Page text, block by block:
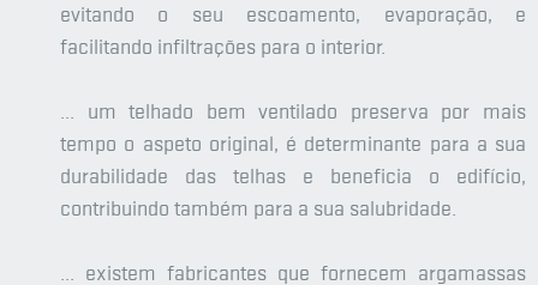
evitando o seu escoamento, evaporação, e
facilitando infiltrações para o interior.
... um telhado bem ventilado preserva por mais
tempo o aspeto original, é determinante para a sua
durabilidade das telhas e beneficia o edifício,
contribuindo também para a sua salubridade.
... existem fabricantes que fornecem argamassas